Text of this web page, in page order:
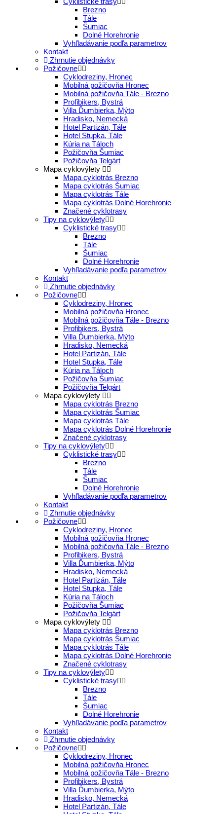
Brezno
Tále
Šumiac
Dolné Horehronie
Vyhľladávanie podľa parametrov
Kontakt
Zhrnutie objednávky
Požičovne
Cyklodreziny, Hronec
Mobilná požičovňa Hronec
Mobilná požičovňa Tále - Brezno
Profibikers, Bystrá
Villa Ďumbierka, Mýto
Hradisko, Nemecká
Hotel Partizán, Tále
Hotel Stupka, Tále
Kúria na Táloch
Požičovňa Šumiac
Požičovňa Telgárt
Mapa cyklovýlety
Mapa cyklotrás Brezno
Mapa cyklotrás Šumiac
Mapa cyklotrás Tále
Mapa cyklotrás Dolné Horehronie
Značené cyklotrasy
Tipy na cyklovýlety
Cyklistické trasy
Brezno
Tále
Šumiac
Dolné Horehronie
Vyhľladávanie podľa parametrov
Kontakt
Zhrnutie objednávky
Požičovne
Cyklodreziny, Hronec
Mobilná požičovňa Hronec
Mobilná požičovňa Tále - Brezno
Profibikers, Bystrá
Villa Ďumbierka, Mýto
Hradisko, Nemecká
Hotel Partizán, Tále
Hotel Stupka, Tále
Kúria na Táloch
Požičovňa Šumiac
Požičovňa Telgárt
Mapa cyklovýlety
Mapa cyklotrás Brezno
Mapa cyklotrás Šumiac
Mapa cyklotrás Tále
Mapa cyklotrás Dolné Horehronie
Značené cyklotrasy
Tipy na cyklovýlety
Cyklistické trasy
Brezno
Tále
Šumiac
Dolné Horehronie
Vyhľladávanie podľa parametrov
Kontakt
Zhrnutie objednávky
Požičovne
Cyklodreziny, Hronec
Mobilná požičovňa Hronec
Mobilná požičovňa Tále - Brezno
Profibikers, Bystrá
Villa Ďumbierka, Mýto
Hradisko, Nemecká
Hotel Partizán, Tále
Hotel Stupka, Tále
Kúria na Táloch
Požičovňa Šumiac
Požičovňa Telgárt
Mapa cyklovýlety
Mapa cyklotrás Brezno
Mapa cyklotrás Šumiac
Mapa cyklotrás Tále
Mapa cyklotrás Dolné Horehronie
Značené cyklotrasy
Tipy na cyklovýlety
Cyklistické trasy
Brezno
Tále
Šumiac
Dolné Horehronie
Vyhľladávanie podľa parametrov
Kontakt
Zhrnutie objednávky
Požičovne
Cyklodreziny, Hronec
Mobilná požičovňa Hronec
Mobilná požičovňa Tále - Brezno
Profibikers, Bystrá
Villa Ďumbierka, Mýto
Hradisko, Nemecká
Hotel Partizán, Tále